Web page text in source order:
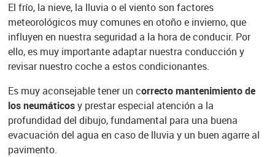
El frío, la nieve, la lluvia o el viento son factores
meteorológicos muy comunes en otoño e invierno, que
influyen en nuestra seguridad a la hora de conducir. Por
ello, es muy importante adaptar nuestra conducción y
revisar nuestro coche a estos condicionantes.
Es muy aconsejable tener un correcto mantenimiento de
los neumáticosy prestar especial atención a la
profundidad del dibujo, fundamental para una buena
evacuación del agua en caso de lluvia y un buen agarre al
pavimento.